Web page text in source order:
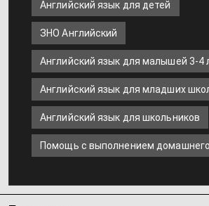
Английский язык для детей
ЗНО Английский
Английский язык для малышей 3-4
Английский язык для младших
Английский язык для школьников
Помощь с выполнением домашнего